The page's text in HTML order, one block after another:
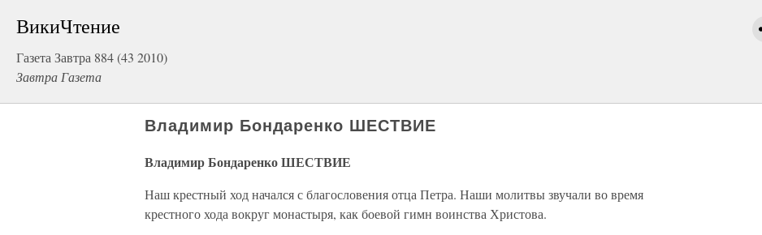
ВикиЧтение
Газета Завтра 884 (43 2010)
Завтра Газета
Владимир Бондаренко ШЕСТВИЕ
Владимир Бондаренко ШЕСТВИЕ
Наш крестный ход начался с благословения отца Петра. Наши молитвы звучали во время
крестного хода вокруг монастыря, как боевой гимн воинства Христова.